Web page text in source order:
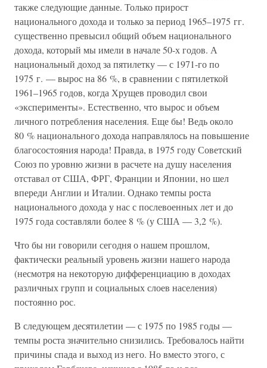
также следующие данные. Только прирост
национального дохода и только за период 1965–1975 гг.
существенно превысил общий объем национального
дохода, который мы имели в начале 50-х годов. А
национальный доход за пятилетку — с 1971-го по
1975 г. — вырос на 86 %, в сравнении с пятилеткой
1961–1965 годов, когда Хрущев проводил свои
«эксперименты». Естественно, что вырос и объем
личного потребления населения. Еще бы! Ведь около
80 % национального дохода направлялось на повышение
благосостояния народа! Правда, в 1975 году Советский
Союз по уровню жизни в расчете на душу населения
отставал от США, ФРГ, Франции и Японии, но шел
впереди Англии и Италии. Однако темпы роста
национального дохода у нас с послевоенных лет и до
1975 года составляли более 8 % (у США — 3,2 %).
Что бы ни говорили сегодня о нашем прошлом,
фактически реальный уровень жизни нашего народа
(несмотря на некоторую дифференциацию в доходах
различных групп и социальных слоев населения)
постоянно рос.
В следующем десятилетии — с 1975 по 1985 годы —
темпы роста значительно снизились. Требовалось найти
причины спада и выход из него. Но вместо этого, с